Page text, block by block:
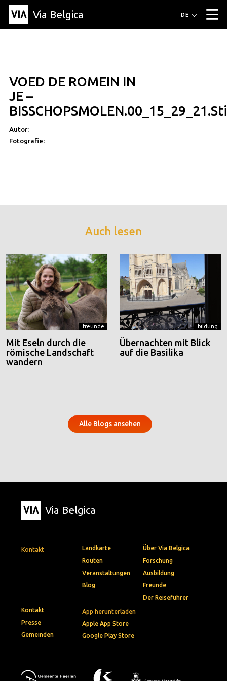
Via Belgica ▼
Artikel
Bildung
Rezept
Freunde
Über Via Belgica
Über Via Belgica
Forschung
Ausbildung
Freunde
Der Reiseführer
Organisation ▼
DE
VOED DE ROMEIN IN
JE –
Autor:
Fotografie:
Auch lesen
freunde
Mit Eseln durch die
römische Landschaft
wandern
bildung
Übernachten mit Blick
auf die Basilika
Alle Blogs ansehen
Via Belgica
Kontakt
App herunterladen
Apple App Store
Google Play Store
Landkarte
Routen
Veranstaltungen
Blog
Über Via Belgica
Forschung
Ausbildung
Freunde
Der Reiseführer
Kontakt
Presse
Gemeinden